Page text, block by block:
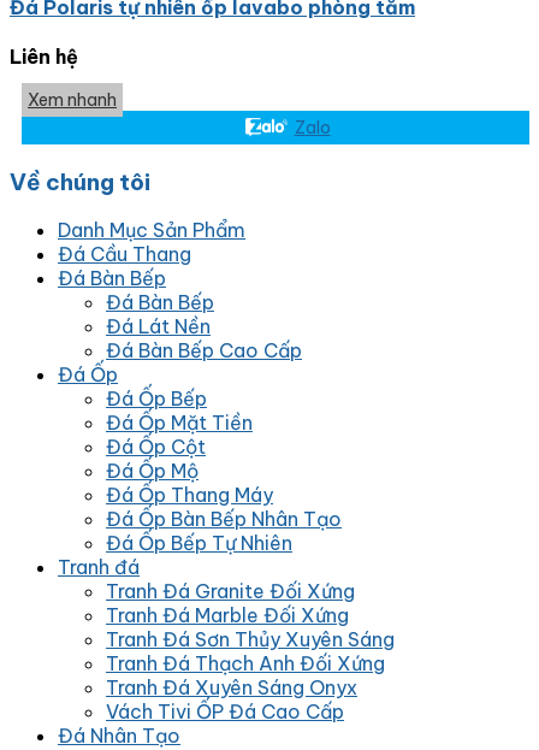
Đá Polaris tự nhiên ốp lavabo phòng tắm
Liên hệ
Xem nhanh
Zalo
Về chúng tôi
Danh Mục Sản Phẩm
Đá Cầu Thang
Đá Bàn Bếp
Đá Bàn Bếp
Đá Lát Nền
Đá Bàn Bếp Cao Cấp
Đá Ốp
Đá Ốp Bếp
Đá Ốp Mặt Tiền
Đá Ốp Cột
Đá Ốp Mộ
Đá Ốp Thang Máy
Đá Ốp Bàn Bếp Nhân Tạo
Đá Ốp Bếp Tự Nhiên
Tranh đá
Tranh Đá Granite Đối Xứng
Tranh Đá Marble Đối Xứng
Tranh Đá Sơn Thủy Xuyên Sáng
Tranh Đá Thạch Anh Đối Xứng
Tranh Đá Xuyên Sáng Onyx
Vách Tivi ỐP Đá Cao Cấp
Đá Nhân Tạo